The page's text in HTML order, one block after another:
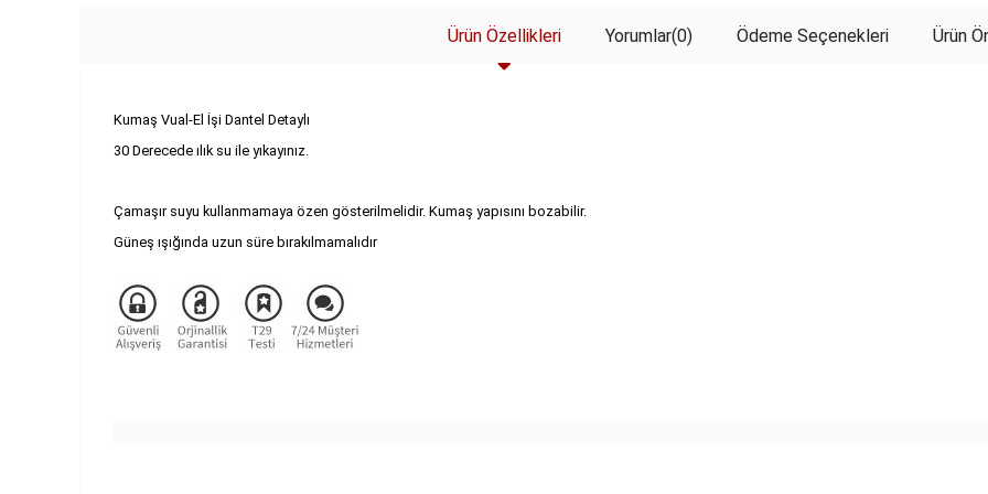
Ürün Özellikleri Yorumlar(0) Ödeme Seçenekleri Ürün
Kumaş Vual-El İşi Dantel Detaylı
30 Derecede ılık su ile yıkayınız.
Çamaşır suyu kullanmamaya özen gösterilmelidir. Kumaş yapısını bozabilir.
Güneş ışığında uzun süre bırakılmamalıdır